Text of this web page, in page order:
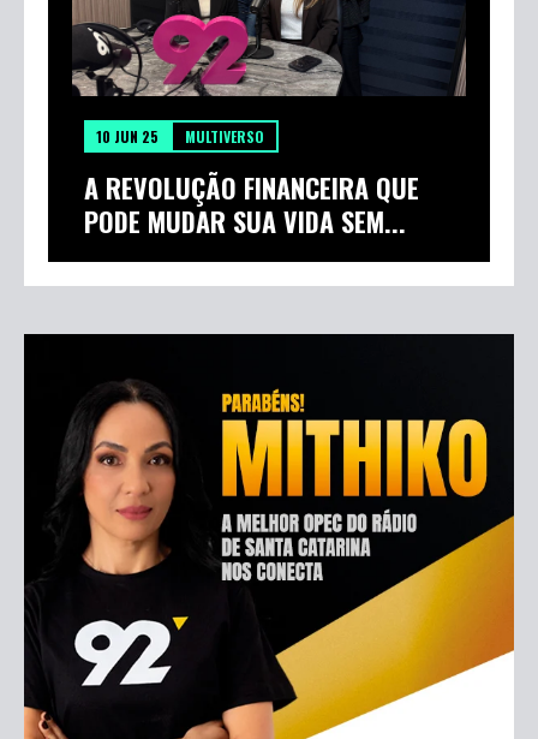
10 JUN 25 MULTIVERSO
A REVOLUÇÃO FINANCEIRA QUE
PODE MUDAR SUA VIDA SEM...